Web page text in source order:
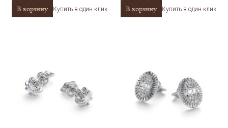
В корзину Купить в один клик В корзину Купить в один клик